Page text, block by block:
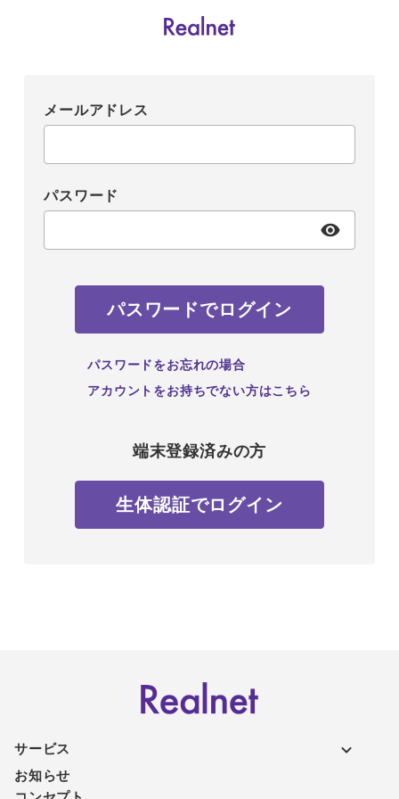
メールアドレス
パスワード
パスワードでログイン
パスワードをお忘れの場合
アカウントをお持ちでない方はこちら
端末登録済みの方
生体認証でログイン
サービス
お知らせ